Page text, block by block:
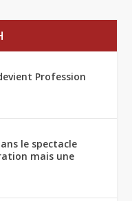
Profession
le spectacle
mais une